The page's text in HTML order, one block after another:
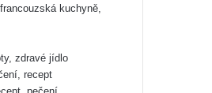
kuchyně,
zdravé jídlo
recept